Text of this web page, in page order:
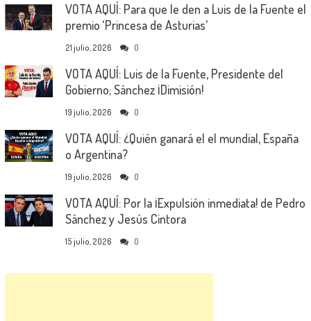
VOTA AQUÍ: Para que le den a Luis de la Fuente el
premio ‘Princesa de Asturias’
21 julio, 2026 0
VOTA AQUÍ: Luis de la Fuente, Presidente del
Gobierno; Sánchez ¡Dimisión!
19 julio, 2026 0
VOTA AQUÍ: ¿Quién ganará el el mundial, España
o Argentina?
19 julio, 2026 0
VOTA AQUÍ: Por la ¡Expulsión inmediata! de Pedro
Sánchez y Jesús Cintora
15 julio, 2026 0